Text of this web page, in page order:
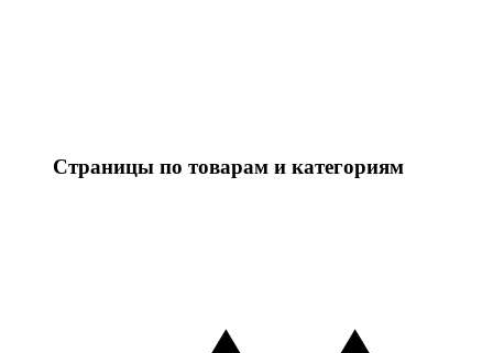
Страницы по товарам и категориям